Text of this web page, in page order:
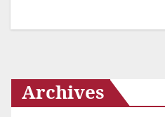
Archives